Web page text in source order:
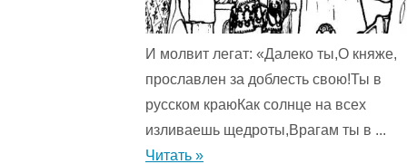
друг
—
Оскар
Уайльд
4.5
(2)"
И молвит легат: «Далеко ты,О княже,
прославлен за доблесть свою!Ты в
русском краюКак солнце на всех
изливаешь щедроты,Врагам ты в ...
Читать »